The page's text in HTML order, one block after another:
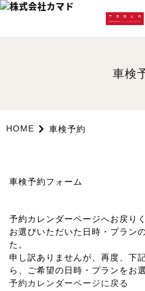
車検
HOME 車検予約
車検予約フォーム
予約カレンダーページへお戻り
お選びいただいた日時・プラン
た。
申し訳ありませんが、再度、下
ら、ご希望の日時・プランをお
予約カレンダーページに戻る